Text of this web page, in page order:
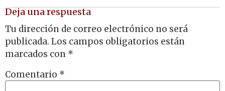
Deja una respuesta
Tu dirección de correo electrónico no será
publicada. Los campos obligatorios están
marcados con *
Comentario *